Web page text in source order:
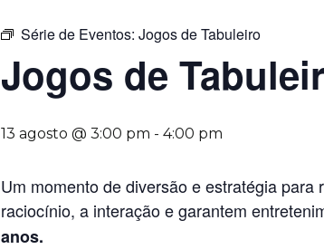
Série de Eventos: Jogos de Tabuleiro
Jogos de
13 agosto @ 3:00 pm - 4:00 pm
Um momento de diversão e estratégia
raciocínio, a interação e garantem
anos.